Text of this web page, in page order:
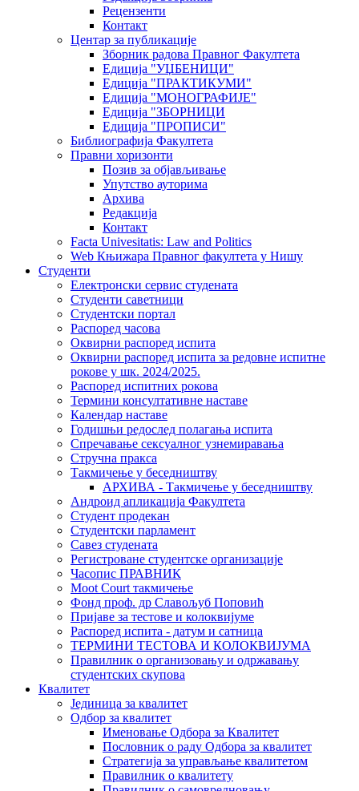
Рецензенти
Контакт
Центар за публикације
Зборник радова Правног Факултета
Едиција "УЏБЕНИЦИ"
Едиција "ПРАКТИКУМИ"
Едиција "МОНОГРАФИЈЕ"
Едиција "ЗБОРНИЦИ
Едиција "ПРОПИСИ"
Библиографија Факултета
Правни хоризонти
Позив за објављивање
Упутство ауторима
Архива
Редакција
Контакт
Facta Univesitatis: Law and Politics
Web Књижара Правног факултета у Нишу
Студенти
Електронски сервис студената
Студенти саветници
Студентски портал
Распоред часова
Оквирни распоред испита
Оквирни распоред испита за редовне испитне
рокове у шк. 2024/2025.
Распоред испитних рокова
Термини консултативне наставе
Календар наставе
Годишњи редослед полагања испита
Спречавање сексуалног узнемиравања
Стручна пракса
Такмичење у беседништву
АРХИВА - Такмичење у беседништву
Андроид апликација Факултета
Студент продекан
Студентски парламент
Савез студената
Регистроване студентске организације
Часопис ПРАВНИК
Moot Court такмичење
Фонд проф. др Славољуб Поповић
Пријаве за тестове и колоквијуме
Распоред испита - датум и сатница
ТЕРМИНИ ТЕСТОВА И КОЛОКВИЈУМА
Правилник о организовању и одржавању
студентских скупова
Квалитет
Јединица за квалитет
Одбор за квалитет
Именовање Одбора за Квалитет
Пословник о раду Одбора за квалитет
Стратегија за управљање квалитетом
Правилник о квалитету